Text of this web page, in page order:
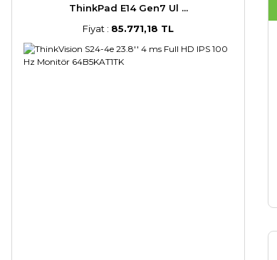
ThinkPad E14 Gen7 Ul ...
Fiyat : 85.771,18 TL